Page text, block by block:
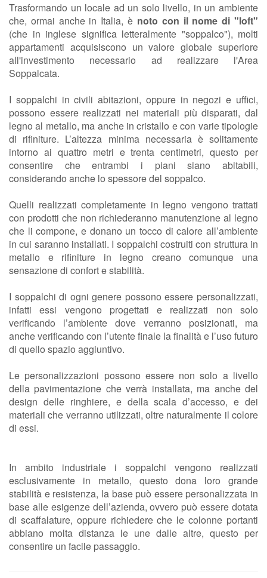
Trasformando un locale ad un solo livello, in un ambiente
che, ormai anche in Italia, è noto con il nome di "loft"
(che in inglese significa letteralmente "soppalco"), molti
appartamenti acquisiscono un valore globale superiore
all'investimento necessario ad realizzare l'Area
Soppalcata.
I soppalchi in civili abitazioni, oppure in negozi e uffici,
possono essere realizzati nei materiali più disparati, dal
legno al metallo, ma anche in cristallo e con varie tipologie
di rifiniture. L’altezza minima necessaria è solitamente
intorno ai quattro metri e trenta centimetri, questo per
consentire che entrambi i piani siano abitabili,
considerando anche lo spessore del soppalco.
Quelli realizzati completamente in legno vengono trattati
con prodotti che non richiederanno manutenzione al legno
che li compone, e donano un tocco di calore all’ambiente
in cui saranno installati. I soppalchi costruiti con struttura in
metallo e rifiniture in legno creano comunque una
sensazione di confort e stabilità.
I soppalchi di ogni genere possono essere personalizzati,
infatti essi vengono progettati e realizzati non solo
verificando l’ambiente dove verranno posizionati, ma
anche verificando con l’utente finale la finalità e l’uso futuro
di quello spazio aggiuntivo.
Le personalizzazioni possono essere non solo a livello
della pavimentazione che verrà installata, ma anche del
design delle ringhiere, e della scala d’accesso, e dei
materiali che verranno utilizzati, oltre naturalmente il colore
di essi.
In ambito industriale i soppalchi vengono realizzati
esclusivamente in metallo, questo dona loro grande
stabilità e resistenza, la base può essere personalizzata in
base alle esigenze dell’azienda, ovvero può essere dotata
di scaffalature, oppure richiedere che le colonne portanti
abbiano molta distanza le une dalle altre, questo per
consentire un facile passaggio.